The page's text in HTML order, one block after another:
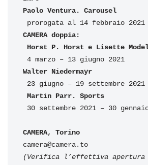
Paolo Ventura. Carousel
CAMERA doppia:
Horst P. Horst e Lisette
Walter Niedermayr
Martin Parr. Sports
(Verifica l’effettiva apertura